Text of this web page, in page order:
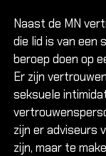
Naast de MN
die lid is van een
beroep doen op
Er zijn
seksuele
zijn er adviseurs
zijn, maar te